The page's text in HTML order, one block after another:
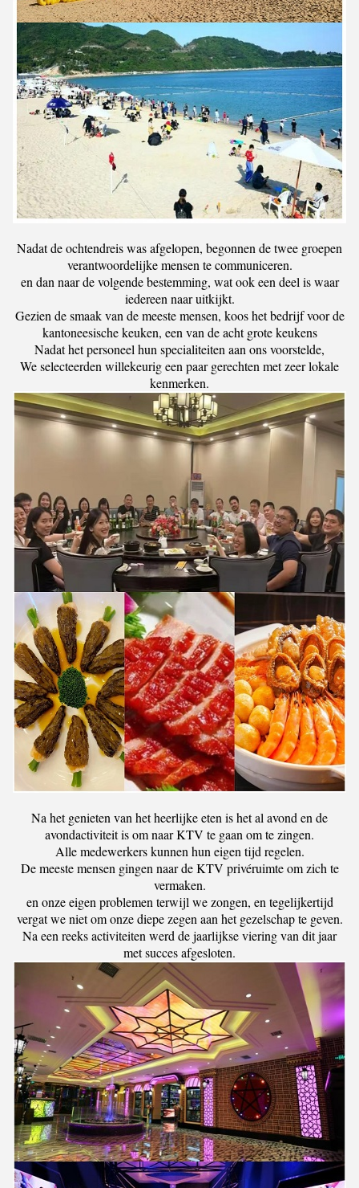
Nadat de ochtendreis was afgelopen, begonnen de twee groepen
verantwoordelijke mensen te communiceren.
en dan naar de volgende bestemming, wat ook een deel is waar
iedereen naar uitkijkt.
Gezien de smaak van de meeste mensen, koos het bedrijf voor de
kantoneesische keuken, een van de acht grote keukens
Nadat het personeel hun specialiteiten aan ons voorstelde,
We selecteerden willekeurig een paar gerechten met zeer lokale
kenmerken.
Na het genieten van het heerlijke eten is het al avond en de
avondactiviteit is om naar KTV te gaan om te zingen.
Alle medewerkers kunnen hun eigen tijd regelen.
De meeste mensen gingen naar de KTV privéruimte om zich te
vermaken.
en onze eigen problemen terwijl we zongen, en tegelijkertijd
vergat we niet om onze diepe zegen aan het gezelschap te geven.
Na een reeks activiteiten werd de jaarlijkse viering van dit jaar
met succes afgesloten.